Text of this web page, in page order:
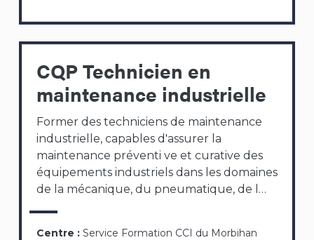
CQP Technicien en
maintenance industrielle
Former des techniciens de maintenance
industrielle, capables d'assurer la
maintenance préventi ve et curative des
équipements industriels dans les domaines
de la mécanique, du pneumatique, de l…
Centre : Service Formation CCI du Morbihan